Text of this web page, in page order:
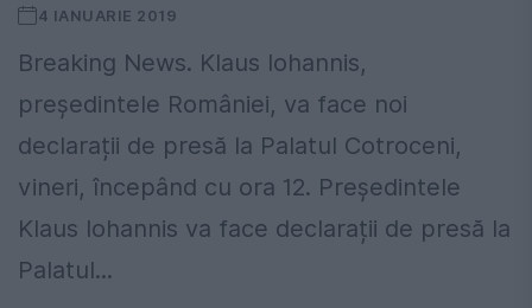
4 IANUARIE 2019
Breaking News. Klaus Iohannis,
președintele României, va face noi
declarații de presă la Palatul Cotroceni,
vineri, începând cu ora 12. Președintele
Klaus Iohannis va face declarații de presă la
Palatul...